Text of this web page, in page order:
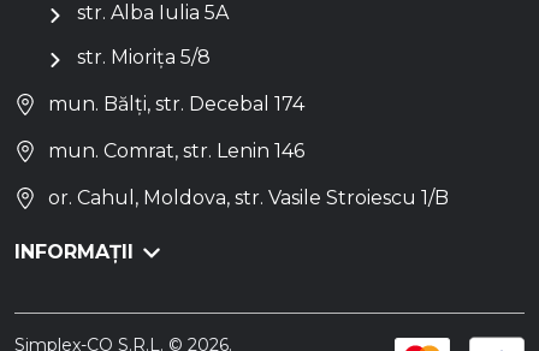
str. Alba Iulia 5A
str. Miorița 5/8
mun. Bălți, str. Decebal 174
mun. Comrat, str. Lenin 146
or. Cahul, Moldova, str. Vasile Stroiescu 1/B
INFORMAȚII
Simplex-CO S.R.L. © 2026.